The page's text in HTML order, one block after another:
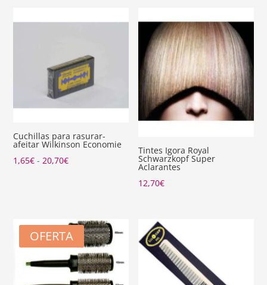
Cuchillas para rasurar-
afeitar Wilkinson Economie
1,65€ - 20,70€Rango
1,65€
hasta
20,70€
Tintes Igora Royal
Schwarzkopf Super
Aclarantes
12,70€
OFERTA